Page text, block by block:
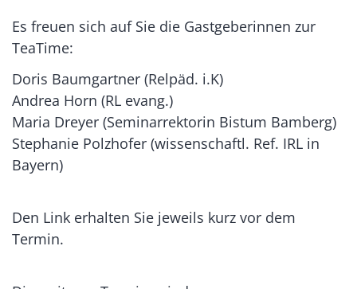
Es freuen sich auf Sie die Gastgeberinnen zur
TeaTime:
Doris Baumgartner (Relpäd. i.K)
Andrea Horn (RL evang.)
Maria Dreyer (Seminarrektorin Bistum Bamberg)
Stephanie Polzhofer (wissenschaftl. Ref. IRL in
Bayern)
Den Link erhalten Sie jeweils kurz vor dem
Termin.